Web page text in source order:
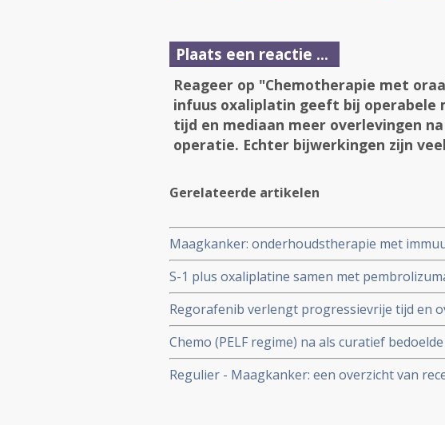
Plaats een reactie ...
Reageer op "Chemotherapie met
infuus oxaliplatin geeft bij
tijd en mediaan meer overlevingen
operatie. Echter bijwerkingen zijn
Gerelateerde artikelen
Maagkanker: onderhoudstherapie met
chemotherapie geeft verbeterde 2-jaars
voortzetting van chemotherapie copy 1
S-1 plus oxaliplatine samen met
patiënten met gevorderde maag /
copy 1 copy 1
Regorafenib verlengt progressievrije tijd en
placebo en beste zorg bij vergevorderde
Chemo (PELF regime) na als curatief
IIIA geeft marginaal positief effect op tijd tot
significant veel meer ernstige bijwerkingen.
Regulier - Maagkanker: een overzicht van